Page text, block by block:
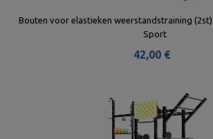
Bouten voor elastieken weerstandstraining
Sport
42,00 €